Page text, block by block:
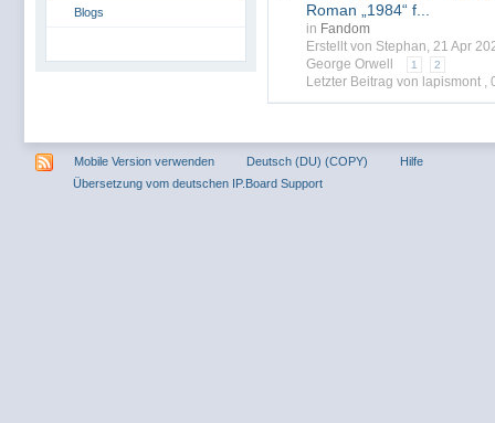
Blogs
Roman „1984“ f...
in Fandom
Erstellt von Stephan, 21 Apr
George Orwell
1 2
Letzter Beitrag von lapismont ,
Mobile Version verwenden Deutsch (DU) (COPY)
Hilfe
Übersetzung vom deutschen IP.Board Support